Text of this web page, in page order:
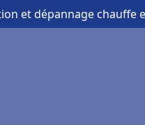
et dépannage chauffe